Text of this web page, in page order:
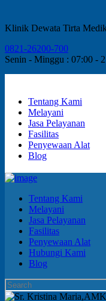
Klinik Dewata Tirta
0821-26200-700
Senin - Minggu : 07:00 -
Tentang Kami
Melayani
Jasa Pelayanan
Fasilitas
Penyewaan Alat
Blog
Tentang Kami
Melayani
Jasa Pelayanan
Fasilitas
Penyewaan Alat
Hubungi Kami
Blog